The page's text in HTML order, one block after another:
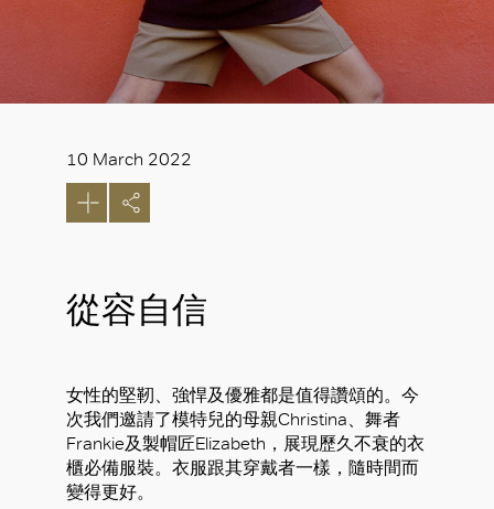
10 March 2022
從容自信
女性的堅靭、強悍及優雅都是值得讚頌的。今
次我們邀請了模特兒的母親Christina、舞者
Frankie及製帽匠Elizabeth，展現歷久不衰的衣
櫃必備服裝。衣服跟其穿戴者一樣，隨時間而
變得更好。